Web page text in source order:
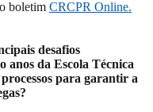
boletim CRCPR Online.
desafios
anos da Escola Técnica
para garantir a